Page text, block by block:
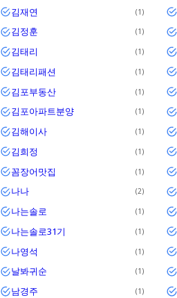
김재연 1
김정훈 1
김태리 1
김태리패션 1
김포부동산 1
김포아파트분양 1
김해이사 1
김희정 1
꼼장어맛집 1
나나 2
나는솔로 1
나는솔로31기 1
나영석 1
날봐귀순 1
남경주 1